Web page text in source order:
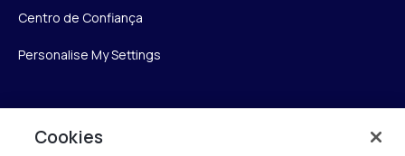
Centro de Confiança
Personalise My Settings
Verint
Cookies